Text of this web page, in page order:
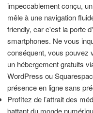
impeccablement conçu,
mêle à une navigation
friendly, car c'est la porte
smartphones. Ne vous
conséquent, vous pouvez
un hébergement gratuits
WordPress ou
présence en ligne sans
Profitez de l’attrait des
battant du monde